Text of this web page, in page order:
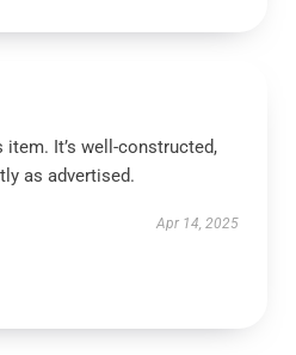
item. It’s well-constructed,
as advertised.
Apr 14, 2025